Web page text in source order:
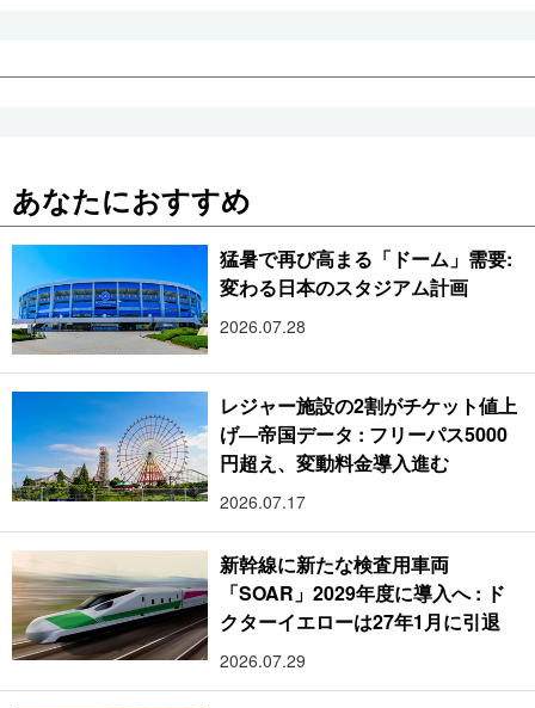
あなたにおすすめ
猛暑で再び高まる「ドーム」需要:
変わる日本のスタジアム計画
2026.07.28
レジャー施設の2割がチケット値上
げ―帝国データ : フリーパス5000
円超え、変動料金導入進む
2026.07.17
新幹線に新たな検査用車両
「SOAR」2029年度に導入へ : ド
クターイエローは27年1月に引退
2026.07.29